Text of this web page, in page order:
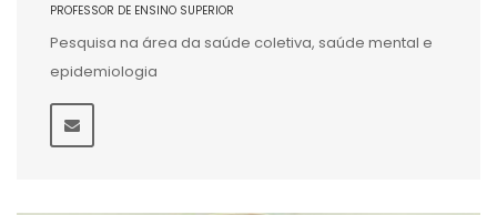
PROFESSOR DE ENSINO SUPERIOR
Pesquisa na área da saúde coletiva, saúde mental e
epidemiologia